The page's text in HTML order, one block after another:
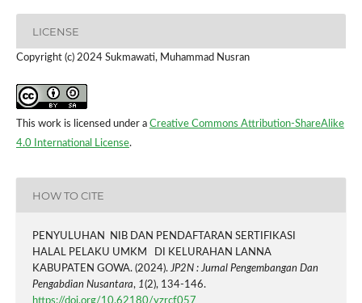
LICENSE
Copyright (c) 2024 Sukmawati, Muhammad Nusran
This work is licensed under a Creative Commons Attribution-ShareAlike
4.0 International License.
HOW TO CITE
PENYULUHAN NIB DAN PENDAFTARAN SERTIFIKASI
HALAL PELAKU UMKM DI KELURAHAN LANNA
KABUPATEN GOWA. (2024).JP2N : Jurnal Pengembangan Dan
Pengabdian Nusantara, 1(2), 134-146.